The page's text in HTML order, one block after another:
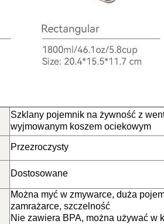
Szklany pojemnik na żywność z
wyjmowanym koszem ociekowym
Przezroczysty
Dostosowane
Można myć w zmywarce, duża
zamrażarce, szczelność
Nie zawiera BPA, można używać w